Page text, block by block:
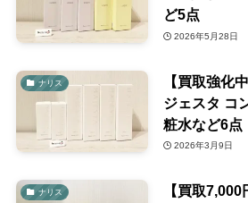
ど5点
2026年5月28日
ナリス
【買取強化
ジェスタ コ
粧水など6点
2026年3月9日
ナリス
【買取